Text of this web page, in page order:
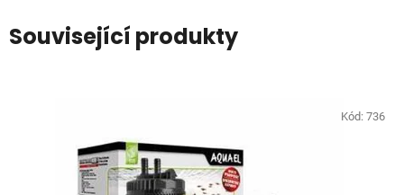
Související produkty
Kód: 736